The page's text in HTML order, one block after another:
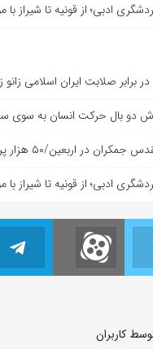
ادبی؛ از قونیه تا شیراز با
برابر صلابت ایران اسلامی
دو بال حرکت انسان به سوی
اربعین/۵۰ هزار پرس غذای روزانه
ادبی؛ از قونیه تا شیراز با
کاربران